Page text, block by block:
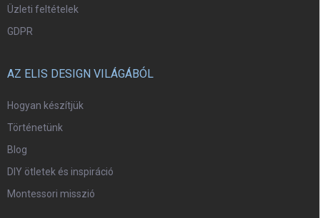
Üzleti feltételek
GDPR
AZ ELIS DESIGN VILÁGÁBÓL
Hogyan készítjük
Történetünk
Blog
DIY ötletek és inspiráció
Montessori misszió